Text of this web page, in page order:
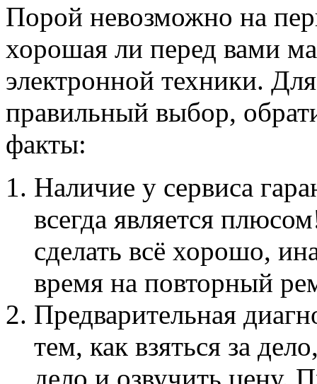
Порой невозможно на
хорошая ли перед вами
электронной техники.
правильный выбор,
факты:
Наличие у сервиса
всегда является
сделать всё хорошо,
время на повторный
Предварительная
тем, как взяться за
дело и озвучить цену.